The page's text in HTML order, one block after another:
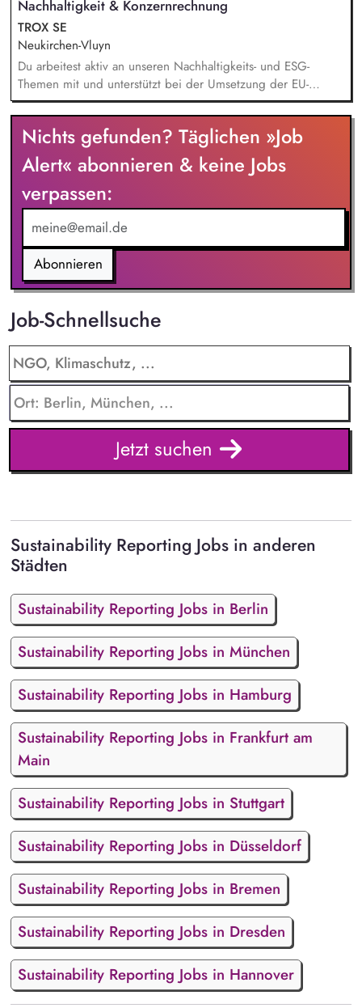
Beratungsprojekte mit dem Schwerpunkt Nachhaltigkeit. Du
bringst Dein Fachwissen in nationalen und internationalen
(GT-)Gremien ein.
Nachhaltigkeit & Konzernrechnung
TROX SE
Neukirchen-Vluyn
Du arbeitest aktiv an unseren Nachhaltigkeits- und ESG-
Themen mit und unterstützt bei der Umsetzung der EU-
Taxonomie. Du analysierst Nachhaltigkeitsdaten, bereitest
diese auf und leistest damit einen wichtigen Beitrag zum
Konzernreporting. Du erstellst aussagekräftige Präsentationen
für das Finanzreporting. Du wirkst bei der Einführung einer
modernen Business-Intelligence-Lösung (BI) zur
Digitalisierung unseres Nachhaltigkeitsreportings mit.
Nichts gefunden? Täglichen »Job
Alert« abonnieren & keine Jobs
verpassen:
Abonnieren
Job-Schnellsuche
Jetzt suchen
Sustainability Reporting Jobs in anderen
Städten
Sustainability Reporting Jobs in Berlin
Sustainability Reporting Jobs in München
Sustainability Reporting Jobs in Hamburg
Sustainability Reporting Jobs in Frankfurt am
Main
Sustainability Reporting Jobs in Stuttgart
Sustainability Reporting Jobs in Düsseldorf
Sustainability Reporting Jobs in Bremen
Sustainability Reporting Jobs in Dresden
Sustainability Reporting Jobs in Hannover